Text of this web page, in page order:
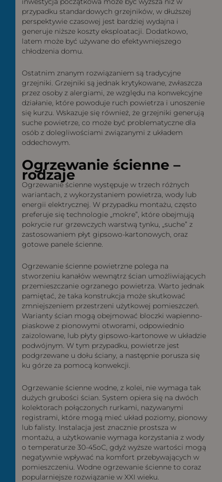
przypadku standardowych grzejników, w dłuższej
perspektywie czasowej jest bardziej wydajna i
generuje niższe koszty eksploatacji. Dodatkowo,
latem może być używane do efektywniejszego
chłodzenia domu.
Ostatnim znanym rozwiązaniem są tradycyjne
grzejniki. Grzejniki są jednak krytykowane, zwłaszcza
przez osoby z alergiami, ze względu na konwekcyjne
działanie, które powoduje ruch powietrza i unoszenie
się kurzu. Wskazuje się również, że grzejniki generują
suche powietrze, co może być problematyczne dla
osób z dolegliwościami związanymi z układem
oddechowym.
Ogrzewanie ścienne –
rodzaje
Ogrzewanie ścienne występuje w trzech różnych
wariantach, z wykorzystaniem powietrza, wody lub
energii elektrycznej. W przypadku montażu, często
preferuje się technologie „mokre”, które obejmują
pokrycie rur grzewczych warstwą tynku, „suche” z
zastosowaniem płyt gipsowo-kartonowych, oraz
gotowe panele ścienne.
Ogrzewanie ścienne powietrzne polega na
stworzeniu kanałów wewnątrz ścian umożliwiających
przemieszczanie ogrzanego powietrza. Warto jednak
pamiętać, że taka konstrukcja może skutkować
zmniejszeniem przestrzeni użytkowej pomieszczeń.
Warianty ścian mogą obejmować bloczki wapienno-
piaskowe z pionowymi otworami, odpowiednio
zaizolowane, lub płyty gipsowo-kartonowe w układzie
podwójnym. W tym przypadku, powietrze jest
podgrzewane u dołu ściany, a następnie porusza się
ku górze za pomocą konwekcji.
Ogrzewanie ścienne wodne, z kolei, nie wymaga tak
dużych grubości ścian. System opiera się na dwóch
kolektorach połączonych rurkami, nazywanymi
registrami, które mogą mieć układ poziomy, pionowy
lub falisty. Instalacja jest znacznie prostsza w
montażu, a użytkowanie wymaga korzystania z wody
o temperaturze 30-45oC, gdyż wyższe wartości mogą
negatywnie wpływać na komfort przebywających w
pomieszczeniu. Wodne ogrzewanie ścienne to coraz
popularniejsze rozwiązanie w XXI wieku.